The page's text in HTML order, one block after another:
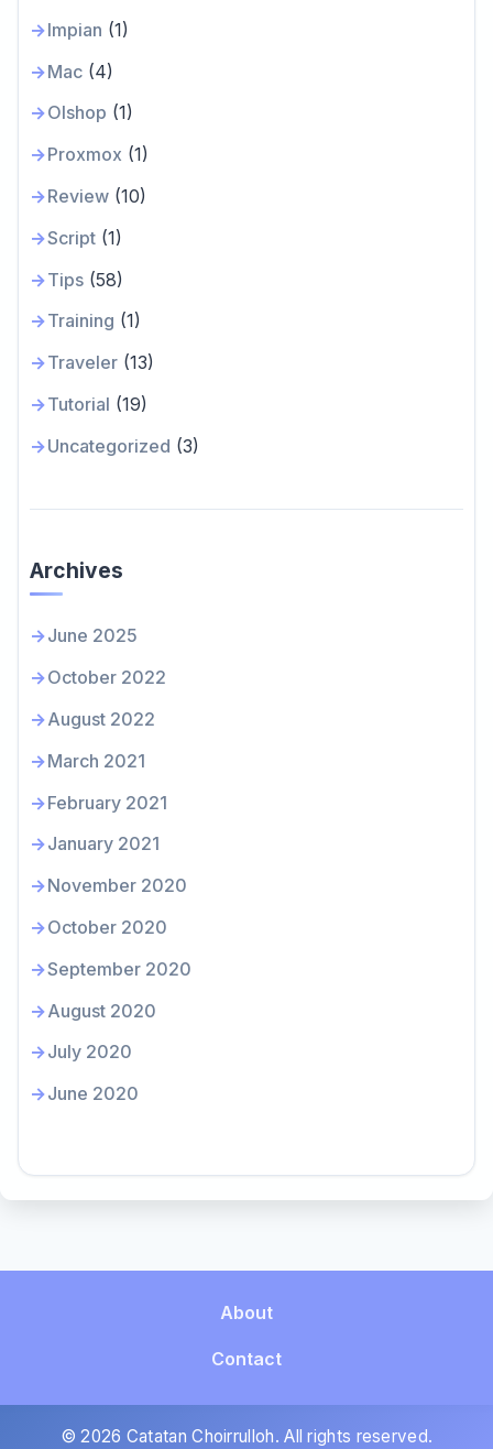
Impian (1)
Mac(4)
Olshop (1)
Proxmox (1)
Review(10)
Script(1)
Tips(58)
Training (1)
Traveler(13)
Tutorial (19)
Uncategorized (3)
Archives
June 2025
October 2022
August 2022
March 2021
February 2021
January 2021
November 2020
October 2020
September 2020
August 2020
July 2020
June 2020
About
Contact
© 2026 Catatan Choirrulloh. All rights reserved.